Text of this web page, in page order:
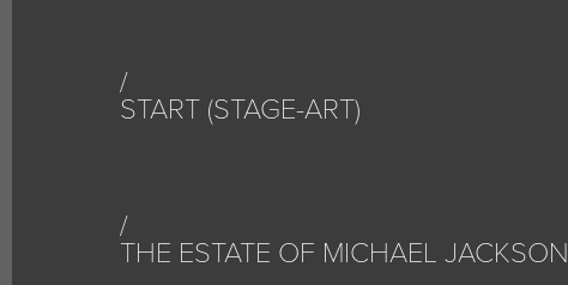
START (STAGE-ART)
THE ESTATE OF MICHAEL JACKSON